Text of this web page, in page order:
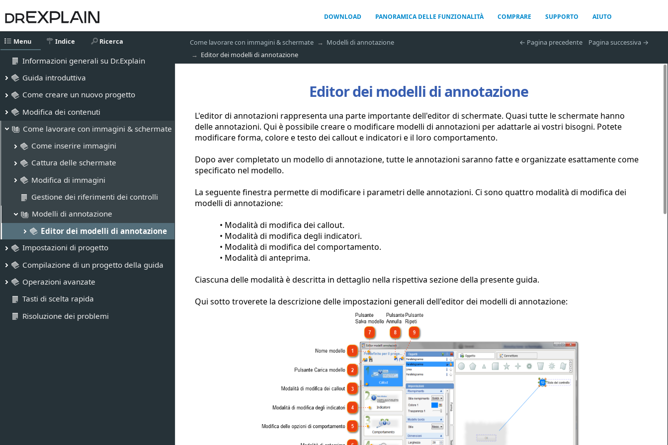
DOWNLOAD PANORAMICA DELLE FUNZIONALITÀ COMPRARE SUPPORTO AIUTO
Menu Indice Ricerca
Informazioni generali su Dr.Explain
Guida introduttiva
Come creare un nuovo progetto
Modifica dei contenuti
Come lavorare con immagini & schermate
Come inserire immagini
Cattura delle schermate
Modifica di immagini
Gestione dei riferimenti dei controlli
Modelli di annotazione
Editor dei modelli di annotazione
Impostazioni di progetto
Compilazione di un progetto della guida
Operazioni avanzate
Tasti di scelta rapida
Risoluzione dei problemi
Come lavorare con immagini & schermate
Modelli di annotazione
Editor dei modelli di annotazione
Pagina precedente Pagina successiva
Editor dei modelli di annotazione
L'editor di annotazioni rappresenta una parte importante dell'editor di schermate. Quasi tutte le schermate hanno
delle annotazioni. Qui è possibile creare o modificare modelli di annotazioni per adattarle ai vostri bisogni. Potete
modificare forma, colore e testo dei callout e indicatori e il loro comportamento.
Dopo aver completato un modello di annotazione, tutte le annotazioni saranno fatte e organizzate esattamente come
specificato nel modello.
La seguente finestra permette di modificare i parametri delle annotazioni. Ci sono quattro modalità di modifica dei
modelli di annotazione:
Modalità di modifica dei callout.
Modalità di modifica degli indicatori.
Modalità di modifica del comportamento.
Modalità di anteprima.
Ciascuna delle modalità è descritta in dettaglio nella rispettiva sezione della presente guida.
Qui sotto troverete la descrizione delle impostazioni generali dell'editor dei modelli di annotazione: